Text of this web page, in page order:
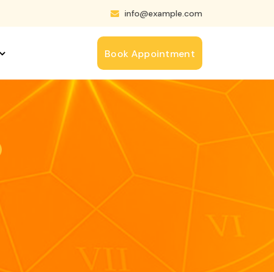
info@example.com
Book Appointment